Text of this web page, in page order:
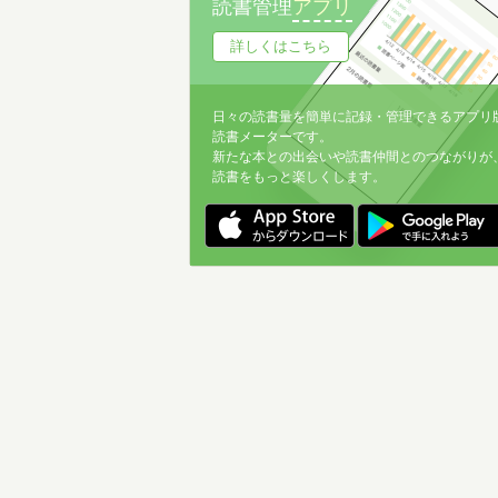
読書管理アプリ
詳しくはこちら
日々の読書量を簡単に記録・管理できるアプリ
読書メーターです。
新たな本との出会いや読書仲間とのつながりが
読書をもっと楽しくします。